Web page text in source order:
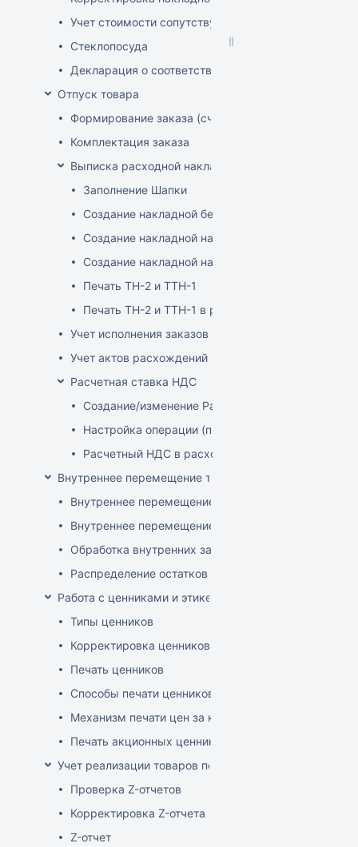
Учет стоимости сопутствующих услуг в приходе
Стеклопосуда
Декларация о соответствии
Отпуск товара
Формирование заказа (счета-фактуры)
Комплектация заказа
Выписка расходной накладной
Заполнение Шапки
Создание накладной без заказа
Создание накладной на основе заказа
Создание накладной на основе документа ТСД
Печать ТН-2 и ТТН-1
Печать ТН-2 и ТТН-1 в розничных ценах
Учет исполнения заказов на продажу
Учет актов расхождений при отгрузке товара
Расчетная ставка НДС
Создание/изменение Расчетной ставки НДС
Настройка операции (продажа)
Расчетный НДС в расходных документах
Внутреннее перемещение товаров
Внутреннее перемещение через документ
Внутреннее перемещение через накладные (РБ)
Обработка внутренних заказов
Распределение остатков склада по заказам
Работа с ценниками и этикетками
Типы ценников
Корректировка ценников
Печать ценников
Способы печати ценников
Механизм печати цен за килограмм/литр товара
Печать акционных ценников
Учет реализации товаров по кассе
Проверка Z-отчетов
Корректировка Z-отчета
Z-отчет